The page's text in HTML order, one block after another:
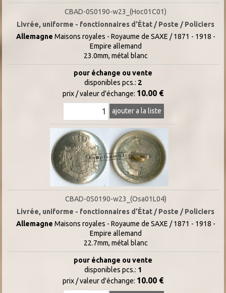
CBAD-0S0190-w23_(Hoc01C01)
Livrée, uniforme - fonctionnaires d'État / Poste / Policiers
Allemagne Maisons royales - Royaume de SAXE / 1871 - 1918 -
Empire allemand
23.0mm, métal blanc
pour échange ou vente
disponibles pcs.: 2
prix / valeur d'échange: 10.00 €
ajouter a la liste
CBAD-0S0190-w23_(Osa01L04)
Livrée, uniforme - fonctionnaires d'État / Poste / Policiers
Allemagne Maisons royales - Royaume de SAXE / 1871 - 1918 -
Empire allemand
22.7mm, métal blanc
pour échange ou vente
disponibles pcs.: 1
prix / valeur d'échange: 10.00 €